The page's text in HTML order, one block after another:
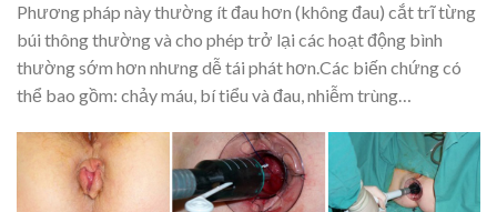
Phương pháp này thường ít đau hơn (không đau) cắt trĩ từng
búi thông thường và cho phép trở lại các hoạt động bình
thường sớm hơn nhưng dễ tái phát hơn.Các biến chứng có
thể bao gồm: chảy máu, bí tiểu và đau, nhiễm trùng…